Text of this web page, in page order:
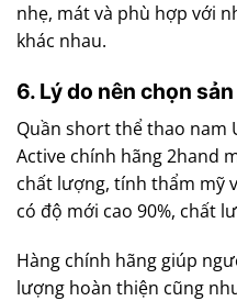
nhẹ, mát và phù hợp với
khác nhau.
6. Lý do nên chọn
Quần short thể thao nam
Active chính hãng 2hand
chất lượng, tính thẩm mỹ
có độ mới cao 90%, chất
Hàng chính hãng giúp
lượng hoàn thiện cũng